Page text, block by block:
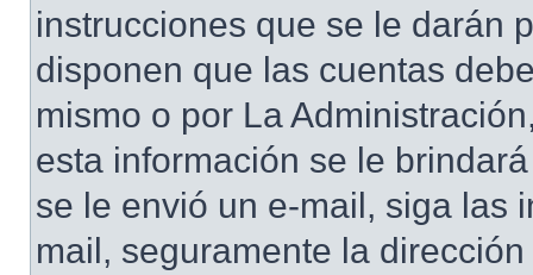
instrucciones que se le darán
disponen que las cuentas
mismo o por La
esta información se le
se le envió un e-mail, siga las
mail, seguramente la